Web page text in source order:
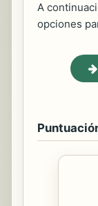
A
opciones